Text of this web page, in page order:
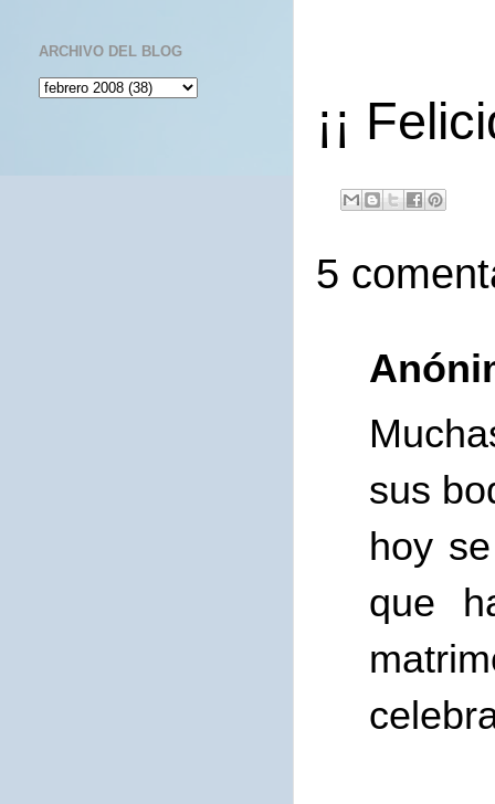
¡¡
5
sus
hoy
que
ARCHIVO DEL BLOG